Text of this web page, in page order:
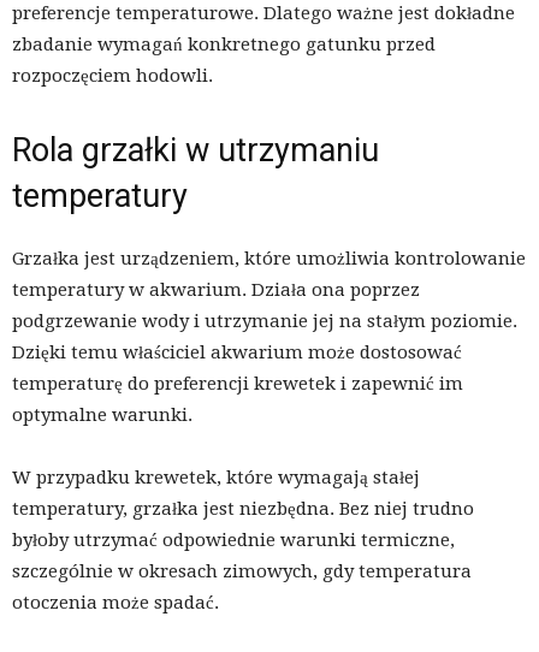
preferencje temperaturowe. Dlatego ważne jest dokładne
zbadanie wymagań konkretnego gatunku przed
rozpoczęciem hodowli.
Rola grzałki w utrzymaniu
temperatury
Grzałka jest urządzeniem, które umożliwia kontrolowanie
temperatury w akwarium. Działa ona poprzez
podgrzewanie wody i utrzymanie jej na stałym poziomie.
Dzięki temu właściciel akwarium może dostosować
temperaturę do preferencji krewetek i zapewnić im
optymalne warunki.
W przypadku krewetek, które wymagają stałej
temperatury, grzałka jest niezbędna. Bez niej trudno
byłoby utrzymać odpowiednie warunki termiczne,
szczególnie w okresach zimowych, gdy temperatura
otoczenia może spadać.